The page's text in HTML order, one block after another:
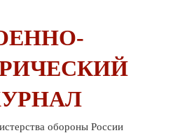
обороны России